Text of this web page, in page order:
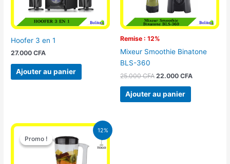
Hoofer 3 en 1
27.000CFA
Ajouter au panier
Remise : 12%
Mixeur Smoothie Binatone
BLS-360
25.000CFA 22.000 CFA
Ajouter au panier
12%
Promo !
Promo !
Le
prix
initial
était :
25.000 CFA.
Le
prix
actuel
est :